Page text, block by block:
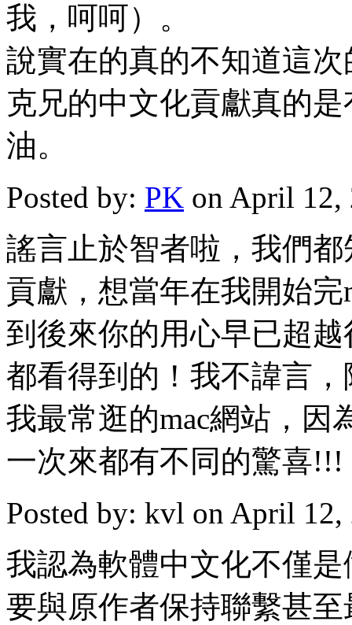
我，呵呵）。
說實在的真的不知道這
克兄的中文化貢獻真的
油。
Posted by: PK on April 12,
謠言止於智者啦，我們
貢獻，想當年在我開始
到後來你的用心早已超越
都看得到的！我不諱言，
我最常逛的mac網站，因
一次來都有不同的驚喜!!!
Posted by: kvl on April
我認為軟體中文化不僅
要與原作者保持聯繫甚